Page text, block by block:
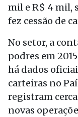
mil e R$ 4 mil,
fez cessão de
No setor, a
podres em
há dados
carteiras no
registram
novas